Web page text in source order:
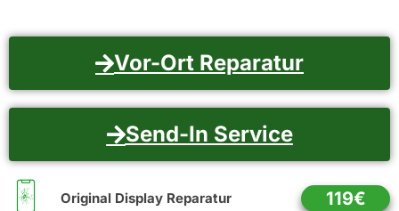
Vor-Ort Reparatur
Send-In Service
Original Display Reparatur 119€